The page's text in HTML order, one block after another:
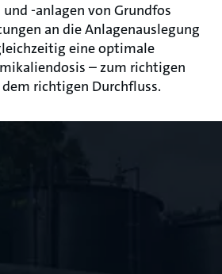
-anlagen von Grundfos
an die Anlagenauslegung
eine optimale
– zum richtigen
richtigen Durchfluss.